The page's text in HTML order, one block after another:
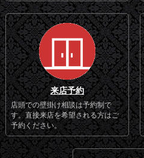
来店予約
店頭での壁掛け相談は予約制で
す。直接来店を希望される方はご
予約ください。